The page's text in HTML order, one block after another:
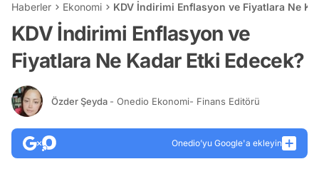
Haberler Ekonomi KDV İndirimi Enflasyon ve Fiyatlara Ne
KDV İndirimi Enflasyon ve
Fiyatlara Ne Kadar Etki Edecek?
Özder Şeyda - Onedio Ekonomi- Finans Editörü
Onedio’yu Google'a ekleyin